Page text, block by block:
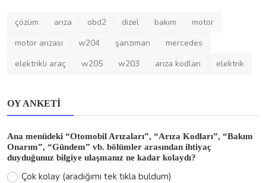
çözüm arıza obd2 dizel bakım
motor
motor arızası
w204 şanzıman
mercedes
elektrikli araç
w205 w203 arıza kodları elektrik
OY ANKETI
Ana menüdeki “Otomobil Arızaları”, “Arıza Kodları”, “Bakım
Onarım”, “Gündem” vb. bölümler arasından ihtiyaç
duyduğunuz bilgiye ulaşmanız ne kadar kolaydı?
Çok kolay (aradığımı tek tıkla buldum)